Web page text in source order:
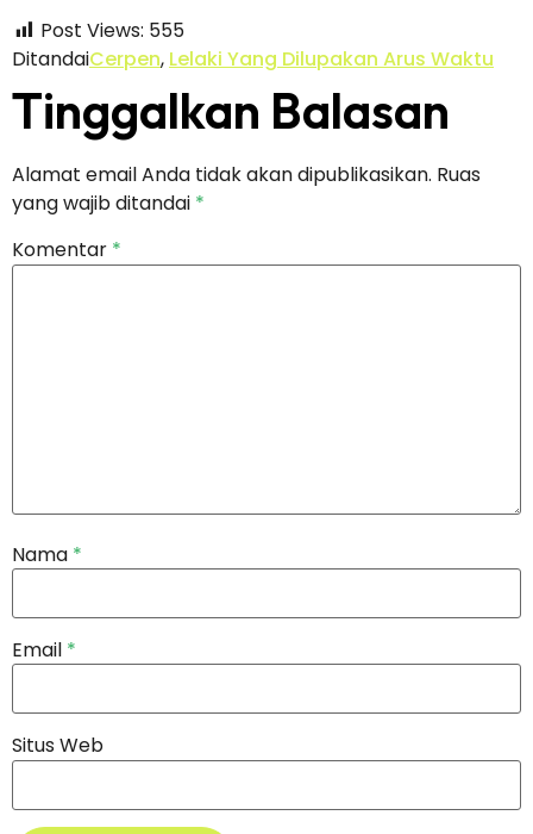
Post Views: 555
DitandaiCerpen, Lelaki Yang Dilupakan Arus Waktu
Tinggalkan Balasan
Alamat email Anda tidak akan dipublikasikan. Ruas
yang wajib ditandai *
Komentar *
Nama *
Email *
Situs Web